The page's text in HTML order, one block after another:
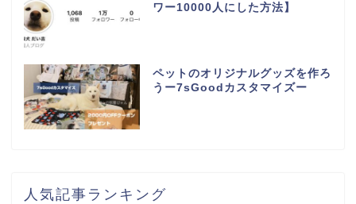
ワー10000人にした方法】
ペットのオリジナルグッズを作ろ
うー7sGoodカスタマイズー
人気記事ランキング